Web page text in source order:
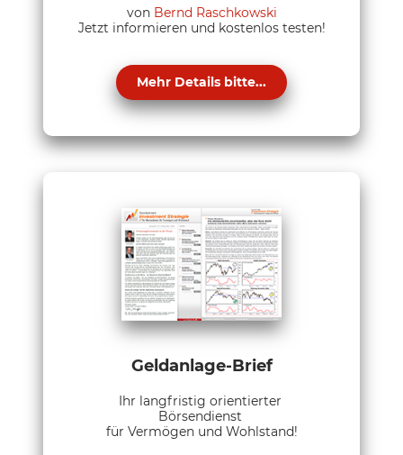
von Bernd Raschkowski
Jetzt informieren und kostenlos testen!
Mehr Details bitte...
Geldanlage-Brief
Ihr langfristig orientierter
Börsendienst
für Vermögen und Wohlstand!